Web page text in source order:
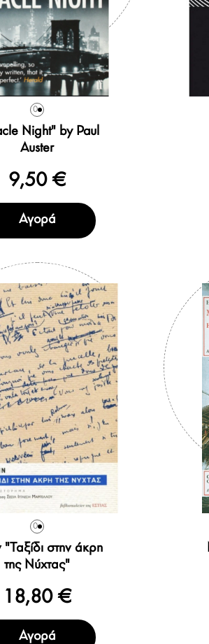
0
Night" by Paul
Auster
9,50 €
Αγορά
0
"Ταξίδι στην άκρη
της Νύχτας"
18,80 €
Αγορά